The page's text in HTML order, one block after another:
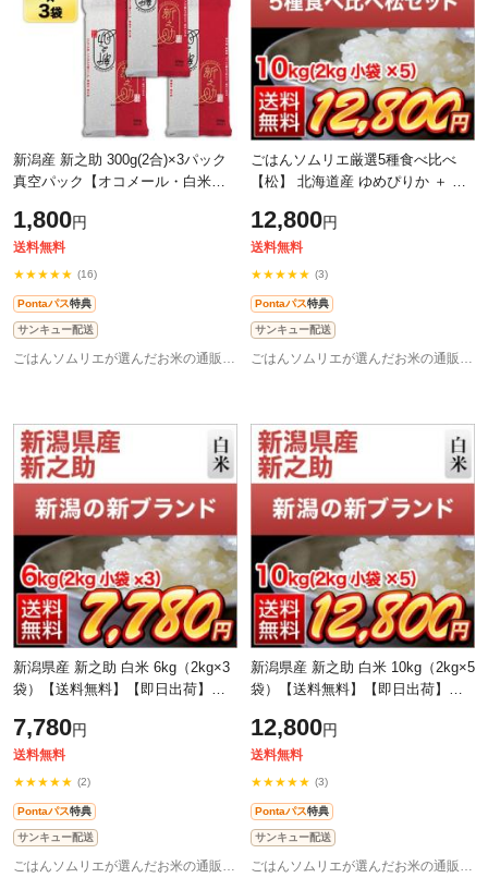
新潟産 新之助 300g(2合)×3パック
真空パック【オコメール・白米・
年産 2025年産
1,800円
送料無料
★★★★★ (16)
Pontaパス特典
サンキュー配送
ごはんソムリエが選んだお米の通販 お米のくりや
ごはんソムリエ厳選5種食べ比べ
【松】 北海道産 ゆめぴりか ＋ 山
知産 にこまる＋ 福島産 福、笑い
白
12,800円
送料無料
★★★★★ (3)
Pontaパス特典
サンキュー配送
ごはんソムリエが選んだお米の通販 お米のくりや
新潟県産 新之助 白米 6kg（2kg×3
袋）【送料無料】【即日出荷】
年産 2025年産
7,780円
送料無料
★★★★★ (2)
Pontaパス特典
サンキュー配送
ごはんソムリエが選んだお米の通販 お米のくりや
新潟県産 新之助 白米 10kg（2kg×5
袋）【送料無料】【即日出荷】
年産 2025年産
12,800円
送料無料
★★★★★ (3)
Pontaパス特典
サンキュー配送
ごはんソムリエが選んだお米の通販 お米のくりや